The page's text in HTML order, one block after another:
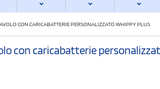
CON CARICABATTERIE PERSONALIZZATO WHIPPY PLUS
con caricabatterie